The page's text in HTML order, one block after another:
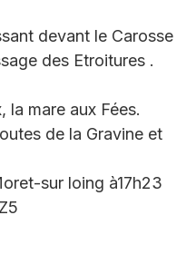
devant le Carosse
des Etroitures .
la mare aux Fées.
de la Gravine et
sur loing à17h23